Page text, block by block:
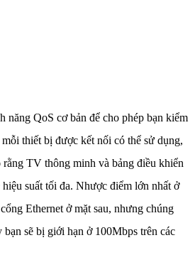
năng QoS cơ bản để cho phép bạn kiểm
thiết bị được kết nối có thể sử dụng,
rằng TV thông minh và bảng điều khiển
suất tối đa. Nhược điểm lớn nhất ở
Ethernet ở mặt sau, nhưng chúng
sẽ bị giới hạn ở 100Mbps trên các